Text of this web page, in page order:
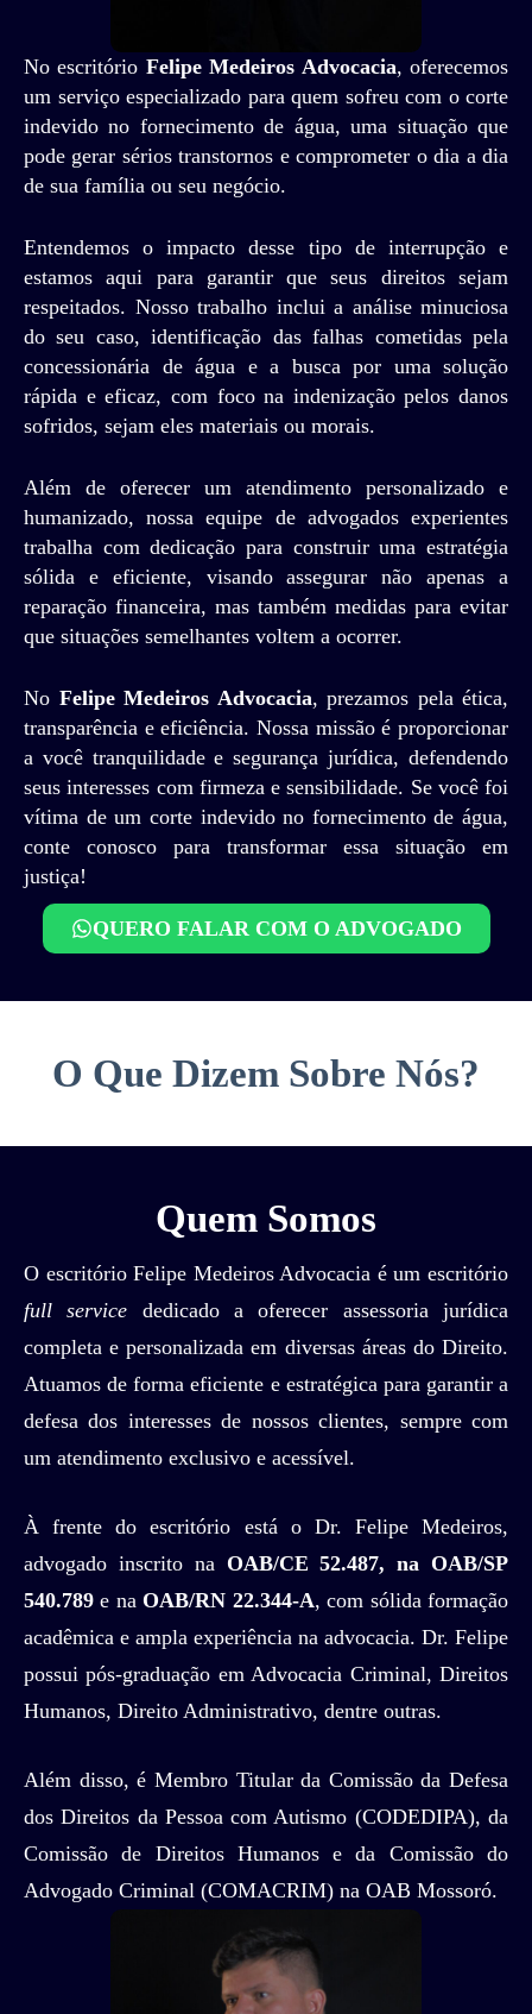
No escritório Felipe Medeiros Advocacia, oferecemos
um serviço especializado para quem sofreu com o corte
indevido no fornecimento de água, uma situação que
pode gerar sérios transtornos e comprometer o dia a dia
de sua família ou seu negócio.
Entendemos o impacto desse tipo de interrupção e
estamos aqui para garantir que seus direitos sejam
respeitados. Nosso trabalho inclui a análise minuciosa
do seu caso, identificação das falhas cometidas pela
concessionária de água e a busca por uma solução
rápida e eficaz, com foco na indenização pelos danos
sofridos, sejam eles materiais ou morais.
Além de oferecer um atendimento personalizado e
humanizado, nossa equipe de advogados experientes
trabalha com dedicação para construir uma estratégia
sólida e eficiente, visando assegurar não apenas a
reparação financeira, mas também medidas para evitar
que situações semelhantes voltem a ocorrer.
No Felipe Medeiros Advocacia, prezamos pela ética,
transparência e eficiência. Nossa missão é proporcionar
a você tranquilidade e segurança jurídica, defendendo
seus interesses com firmeza e sensibilidade. Se você foi
vítima de um corte indevido no fornecimento de água,
conte conosco para transformar essa situação em
justiça!
QUERO FALAR COM O ADVOGADO
O Que Dizem Sobre Nós?
Quem Somos
O escritório Felipe Medeiros Advocacia é um escritório
full service dedicado a oferecer assessoria jurídica
completa e personalizada em diversas áreas do Direito.
Atuamos de forma eficiente e estratégica para garantir a
defesa dos interesses de nossos clientes, sempre com
um atendimento exclusivo e acessível.
À frente do escritório está o Dr. Felipe Medeiros,
advogado inscrito na OAB/CE 52.487, na OAB/SP
540.789e na OAB/RN 22.344-A, com sólida formação
acadêmica e ampla experiência na advocacia. Dr. Felipe
possui pós-graduação em Advocacia Criminal, Direitos
Humanos, Direito Administrativo, dentre outras.
Além disso, é Membro Titular da Comissão da Defesa
dos Direitos da Pessoa com Autismo (CODEDIPA), da
Comissão de Direitos Humanos e da Comissão do
Advogado Criminal (COMACRIM) na OAB Mossoró.